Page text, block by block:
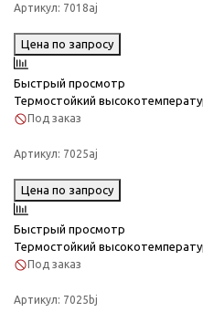
Артикул: 7018aj
Цена по запросу
Быстрый просмотр
Термостойкий
Под заказ
Артикул: 7025aj
Цена по запросу
Быстрый просмотр
Термостойкий
Под заказ
Артикул: 7025bj